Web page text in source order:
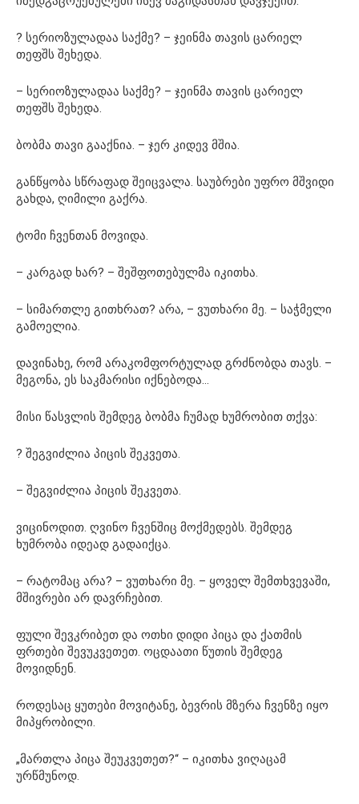
? სერიოზულადაა საქმე? – ჯეინმა თავის ცარიელ
თეფშს შეხედა.
– სერიოზულადაა საქმე? – ჯეინმა თავის ცარიელ
თეფშს შეხედა.
ბობმა თავი გააქნია. – ჯერ კიდევ მშია.
განწყობა სწრაფად შეიცვალა. საუბრები უფრო მშვიდი
გახდა, ღიმილი გაქრა.
ტომი ჩვენთან მოვიდა.
– კარგად ხარ? – შეშფოთებულმა იკითხა.
– სიმართლე გითხრათ? არა, – ვუთხარი მე. – საჭმელი
გამოელია.
დავინახე, რომ არაკომფორტულად გრძნობდა თავს. –
მეგონა, ეს საკმარისი იქნებოდა…
მისი წასვლის შემდეგ ბობმა ჩუმად ხუმრობით თქვა:
? შეგვიძლია პიცის შეკვეთა.
– შეგვიძლია პიცის შეკვეთა.
ვიცინოდით. ​​ღვინო ჩვენშიც მოქმედებს. შემდეგ
ხუმრობა იდეად გადაიქცა.
– რატომაც არა? – ვუთხარი მე. – ყოველ შემთხვევაში,
მშივრები არ დავრჩებით.
ფული შევკრიბეთ და ოთხი დიდი პიცა და ქათმის
ფრთები შევუკვეთეთ. ოცდაათი წუთის შემდეგ
მოვიდნენ.
როდესაც ყუთები მოვიტანე, ბევრის მზერა ჩვენზე იყო
მიპყრობილი.
„მართლა პიცა შეუკვეთეთ?“ – იკითხა ვიღაცამ
ურწმუნოდ.